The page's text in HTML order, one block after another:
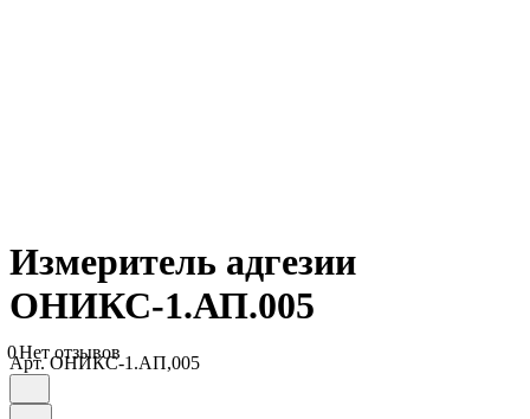
Измеритель адгезии
ОНИКС-1.АП.005
0Нет отзывов
Арт.ОНИКС-1.АП,005